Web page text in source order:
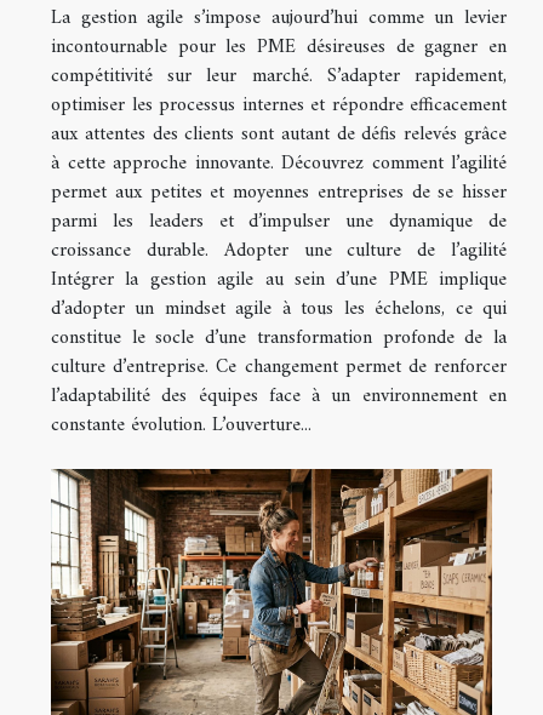
La gestion agile s’impose aujourd’hui comme un levier
incontournable pour les PME désireuses de gagner en
compétitivité sur leur marché. S’adapter rapidement,
optimiser les processus internes et répondre efficacement
aux attentes des clients sont autant de défis relevés grâce
à cette approche innovante. Découvrez comment l’agilité
permet aux petites et moyennes entreprises de se hisser
parmi les leaders et d’impulser une dynamique de
croissance durable. Adopter une culture de l’agilité
Intégrer la gestion agile au sein d’une PME implique
d’adopter un mindset agile à tous les échelons, ce qui
constitue le socle d’une transformation profonde de la
culture d’entreprise. Ce changement permet de renforcer
l’adaptabilité des équipes face à un environnement en
constante évolution. L’ouverture...